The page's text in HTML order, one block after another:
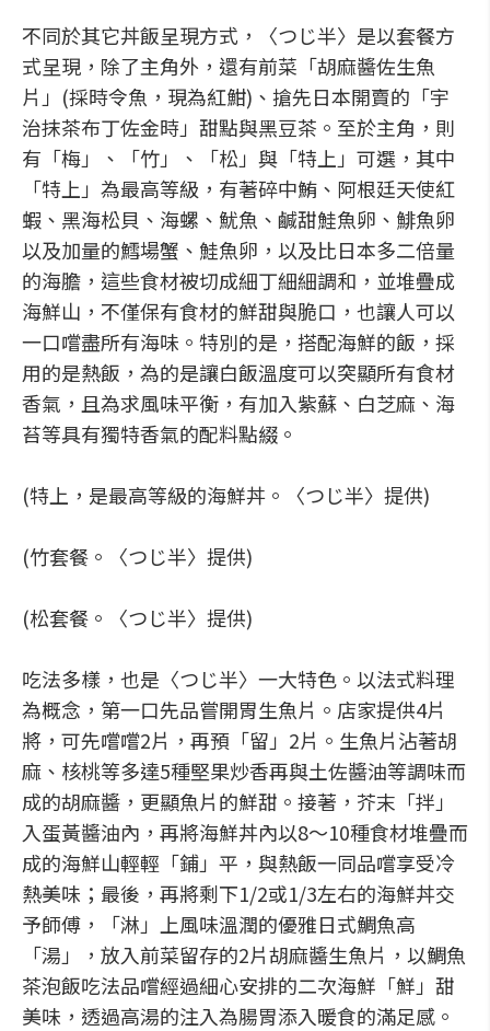
不同於其它丼飯呈現方式，〈つじ半〉是以套餐方
式呈現，除了主角外，還有前菜「胡麻醬佐生魚
片」(採時令魚，現為紅魽)、搶先日本開賣的「宇
治抹茶布丁佐金時」甜點與黑豆茶。至於主角，則
有「梅」、「竹」、「松」與「特上」可選，其中
「特上」為最高等級，有著碎中鮪、阿根廷天使紅
蝦、黑海松貝、海螺、魷魚、鹹甜鮭魚卵、鯡魚卵
以及加量的鱈場蟹、鮭魚卵，以及比日本多二倍量
的海膽，這些食材被切成細丁細細調和，並堆疊成
海鮮山，不僅保有食材的鮮甜與脆口，也讓人可以
一口嚐盡所有海味。特別的是，搭配海鮮的飯，採
用的是熱飯，為的是讓白飯溫度可以突顯所有食材
香氣，且為求風味平衡，有加入紫蘇、白芝麻、海
苔等具有獨特香氣的配料點綴。
(特上，是最高等級的海鮮丼。〈つじ半〉提供)
(竹套餐。〈つじ半〉提供)
(松套餐。〈つじ半〉提供)
吃法多樣，也是〈つじ半〉一大特色。以法式料理
為概念，第一口先品嘗開胃生魚片。店家提供4片
將，可先嚐嚐2片，再預「留」2片。生魚片沾著胡
麻、核桃等多達5種堅果炒香再與土佐醬油等調味而
成的胡麻醬，更顯魚片的鮮甜。接著，芥末「拌」
入蛋黃醬油內，再將海鮮丼內以8～10種食材堆疊而
成的海鮮山輕輕「鋪」平，與熱飯一同品嚐享受冷
熱美味；最後，再將剩下1/2或1/3左右的海鮮丼交
予師傅，「淋」上風味溫潤的優雅日式鯛魚高
「湯」，放入前菜留存的2片胡麻醬生魚片，以鯛魚
茶泡飯吃法品嚐經過細心安排的二次海鮮「鮮」甜
美味，透過高湯的注入為腸胃添入暖食的滿足感。